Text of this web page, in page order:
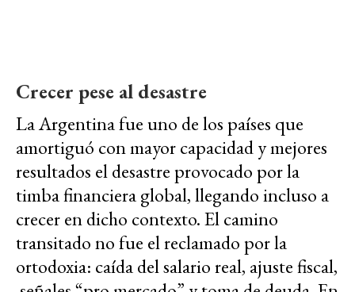
Crecer pese al desastre
La Argentina fue uno de los países que
amortiguó con mayor capacidad y mejores
resultados el desastre provocado por la
timba financiera global, llegando incluso a
crecer en dicho contexto. El camino
transitado no fue el reclamado por la
ortodoxia: caída del salario real, ajuste fiscal,